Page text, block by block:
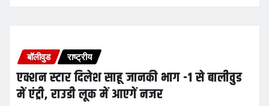
बॉलीवुड राष्ट्रीय
एक्शन स्टार दिलेश साहू जानकी भाग -1 से बालीवुड
में एंट्री, राउडी लूक में आएगें नजर